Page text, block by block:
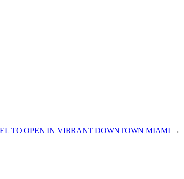
TO OPEN IN VIBRANT DOWNTOWN MIAMI →